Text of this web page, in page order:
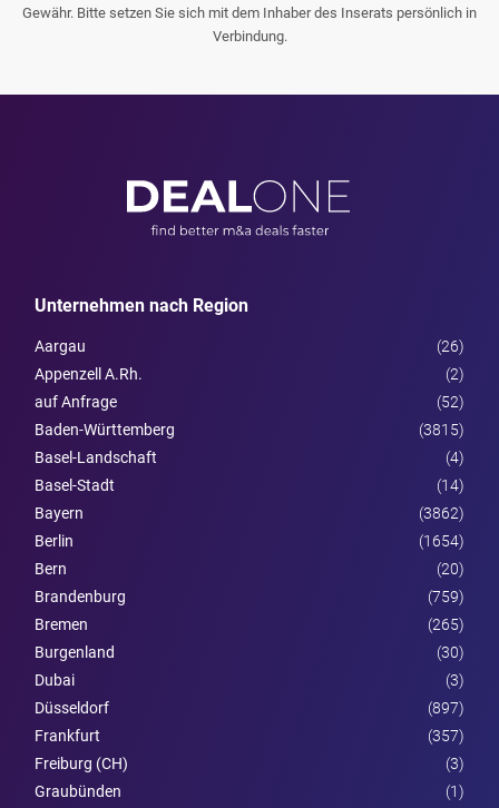
Gewähr. Bitte setzen Sie sich mit dem Inhaber des Inserats persönlich in
Verbindung.
Unternehmen nach Region
Aargau
(26)
Appenzell A.Rh.
(2)
auf Anfrage
(52)
Baden-Württemberg
(3815)
Basel-Landschaft
(4)
Basel-Stadt
(14)
Bayern
(3862)
Berlin
(1654)
Bern
(20)
Brandenburg
(759)
Bremen
(265)
Burgen­land
(30)
Dubai
(3)
Düsseldorf
(897)
Frankfurt
(357)
Freiburg (CH)
(3)
Graubünden
(1)